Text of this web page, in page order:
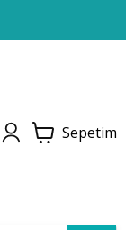
Sepetim